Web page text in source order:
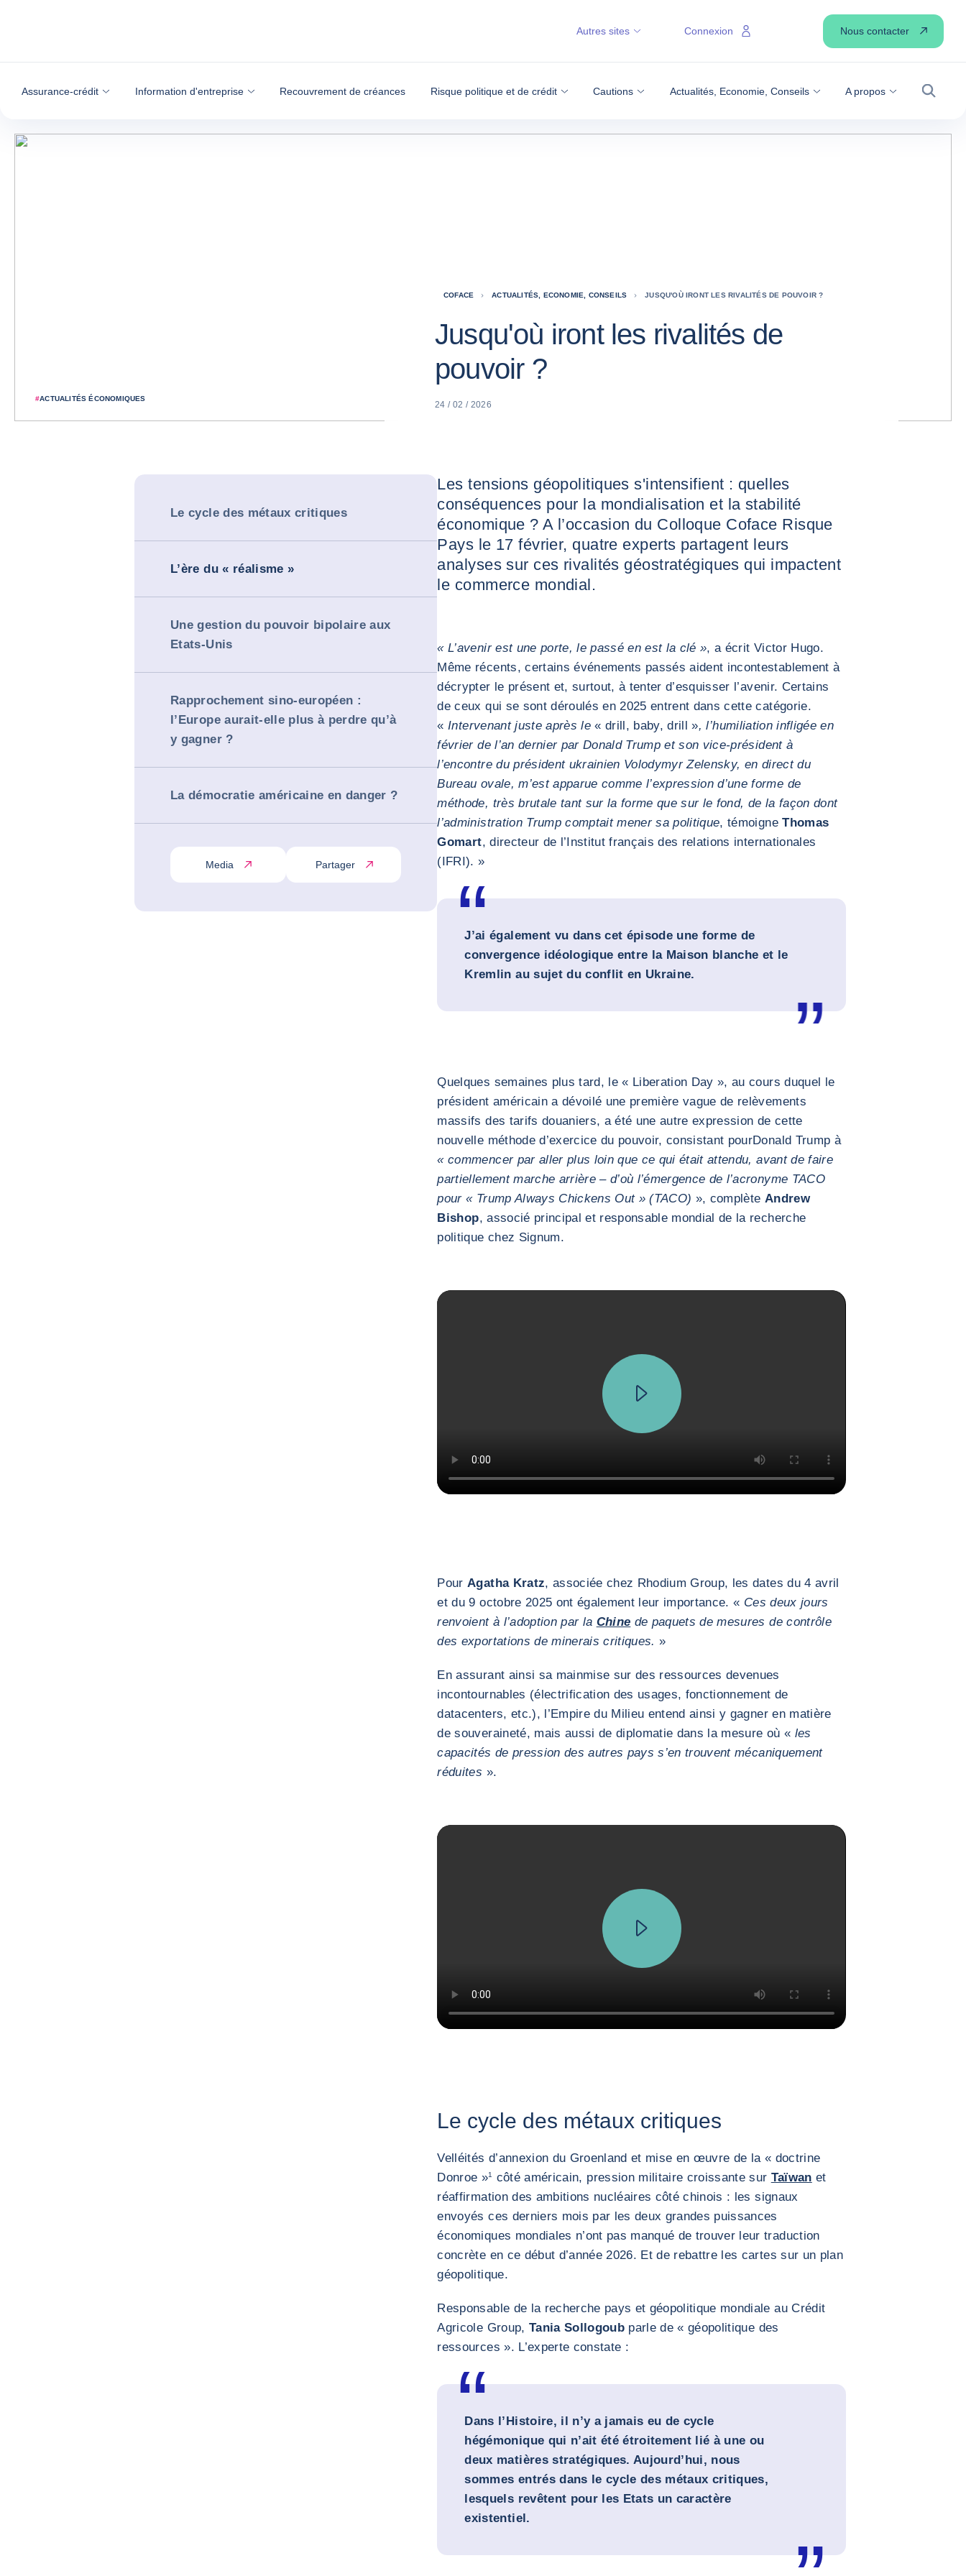
Assurance-crédit Information d'entreprise Recouvrement de créances Risque politique et de crédit Cautions Actualités, Economie, Conseils A propos
Autres sites Connexion Nous contacter
#ACTUALITÉS ÉCONOMIQUES
COFACE ACTUALITÉS, ECONOMIE, CONSEILS JUSQU'OÙ IRONT LES RIVALITÉS DE POUVOIR ?
Jusqu'où iront les rivalités de
pouvoir ?
24 / 02 / 2026
Le cycle des métaux critiques
L’ère du « réalisme »
Une gestion du pouvoir bipolaire aux
Etats-Unis
Rapprochement sino-européen :
l’Europe aurait-elle plus à perdre qu’à
y gagner ?
La démocratie américaine en danger ?
Media Partager
Les tensions géopolitiques s'intensifient : quelles
conséquences pour la mondialisation et la stabilité
économique ? A l’occasion du Colloque Coface Risque
Pays le 17 février, quatre experts partagent leurs
analyses sur ces rivalités géostratégiques qui impactent
le commerce mondial.
« L’avenir est une porte, le passé en est la clé », a écrit Victor Hugo.
Même récents, certains événements passés aident incontestablement à
décrypter le présent et, surtout, à tenter d’esquisser l’avenir. Certains
de ceux qui se sont déroulés en 2025 entrent dans cette catégorie.
«Intervenant juste après le« drill, baby, drill », l’humiliation infligée en
février de l’an dernier par Donald Trump et son vice-président à
l’encontre du président ukrainien Volodymyr Zelensky, en direct du
Bureau ovale, m’est apparue comme l’expression d’une forme de
méthode, très brutale tant sur la forme que sur le fond, de la façon dont
l’administration Trump comptait mener sa politique, témoigneThomas
Gomart, directeur de l’Institut français des relations internationales
(IFRI). »
J’ai également vu dans cet épisode une forme de
convergence idéologique entre la Maison blanche et le
Kremlin au sujet du conflit en Ukraine.
Quelques semaines plus tard, le « Liberation Day », au cours duquel le
président américain a dévoilé une première vague de relèvements
massifs des tarifs douaniers, a été une autre expression de cette
nouvelle méthode d’exercice du pouvoir, consistant pourDonald Trump à
« commencer par aller plus loin que ce qui était attendu, avant de faire
partiellement marche arrière – d’où l’émergence de l’acronyme TACO
pour « Trump Always Chickens Out » (TACO) », complète Andrew
Bishop, associé principal et responsable mondial de la recherche
politique chez Signum.
PourAgatha Kratz, associée chez Rhodium Group, les dates du 4 avril
et du 9 octobre 2025 ont également leur importance. « Ces deux jours
renvoient à l’adoption par la Chine de paquets de mesures de contrôle
des exportations de minerais critiques. »
En assurant ainsi sa mainmise sur des ressources devenues
incontournables (électrification des usages, fonctionnement de
datacenters, etc.), l’Empire du Milieu entend ainsi y gagner en matière
de souveraineté, mais aussi de diplomatie dans la mesure où « les
capacités de pression des autres pays s’en trouvent mécaniquement
réduites ».
Le cycle des métaux critiques
Velléités d’annexion du Groenland et mise en œuvre de la « doctrine
Donroe »1 côté américain, pression militaire croissante sur Taïwan et
réaffirmation des ambitions nucléaires côté chinois : les signaux
envoyés ces derniers mois par les deux grandes puissances
économiques mondiales n’ont pas manqué de trouver leur traduction
concrète en ce début d’année 2026. Et de rebattre les cartes sur un plan
géopolitique.
Responsable de la recherche pays et géopolitique mondiale au Crédit
Agricole Group, Tania Sollogoub parle de « géopolitique des
ressources ». L’experte constate :
Dans l’Histoire, il n’y a jamais eu de cycle
hégémonique qui n’ait été étroitement lié à une ou
deux matières stratégiques. Aujourd’hui, nous
sommes entrés dans le cycle des métaux critiques,
lesquels revêtent pour les Etats un caractère
existentiel.